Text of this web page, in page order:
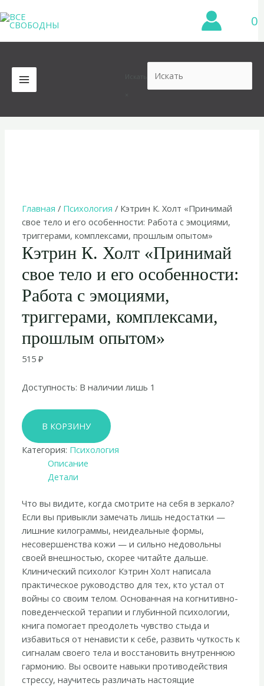
к
содержимому
0
MAIN
MENU
Главная / Психология / Кэтрин К. Холт «Принимай
свое тело и его особенности: Работа с эмоциями,
триггерами, комплексами, прошлым опытом»
Кэтрин К. Холт «Принимай
свое тело и его особенности:
Работа с эмоциями,
триггерами, комплексами,
прошлым опытом»
515₽
Доступность: В наличии лишь 1
Количество
товара
Кэтрин
К.
«Принимай
тело
и
его
особенности:
Работа
с
эмоциями,
триггерами,
комплексами,
прошлым
опытом»
В КОРЗИНУ
Категория: Психология
Описание
Детали
Что вы видите, когда смотрите на себя в зеркало?
Если вы привыкли замечать лишь недостатки —
лишние килограммы, неидеальные формы,
несовершенства кожи — и сильно недовольны
своей внешностью, скорее читайте дальше.
Клинический психолог Кэтрин Холт написала
практическое руководство для тех, кто устал от
войны со своим телом. Основанная на когнитивно-
поведенческой терапии и глубинной психологии,
книга помогает преодолеть чувство стыда и
избавиться от ненависти к себе, развить чуткость к
сигналам своего тела и восстановить внутреннюю
гармонию. Вы освоите навыки противодействия
стрессу, научитесь различать настоящие